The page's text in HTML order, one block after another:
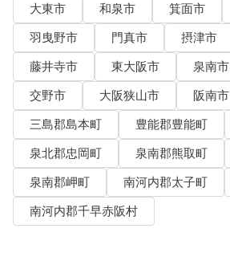
大東市
和泉市 箕面市
羽曳野市
門真市 摂津市
藤井寺市
東大阪市 泉南市
交野市
大阪狭山市
阪南市
三島郡島本町
豊能郡豊能町
泉北郡忠岡町
泉南郡熊取町
泉南郡岬町
南河内郡太子町
南河内郡千早赤阪村